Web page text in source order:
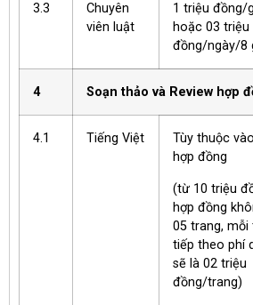
3.3
Chuyên
viên luật
1 triệu đồng/
hoặc 03 triệu
đồng/ngày/8
4 Soạn thảo và Review hợp
4.1 Tiếng Việt
Tùy thuộc
hợp đồng
(từ 10 triệu
hợp đồng
05 trang, mỗi
tiếp theo phí
sẽ là 02 triệu
đồng/trang)